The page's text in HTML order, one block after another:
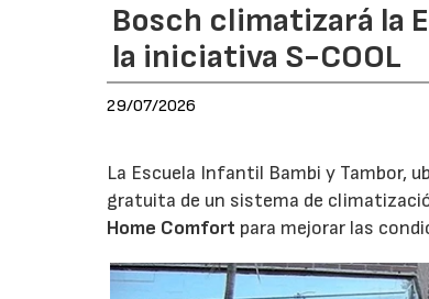
Bosch climatizará la
la iniciativa S-COOL
29/07/2026
La Escuela Infantil Bambi y Tambor,
gratuita de un sistema de
Home Comfort para mejorar las